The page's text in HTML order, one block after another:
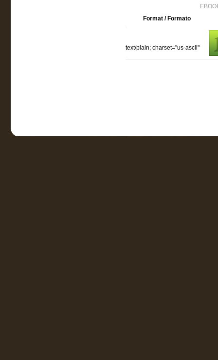
Format / Formato
text/plain; charset="us-ascii"